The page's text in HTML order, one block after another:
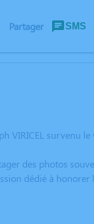
Partager SMS
VIRICEL survenu
des photos
dédié à honorer